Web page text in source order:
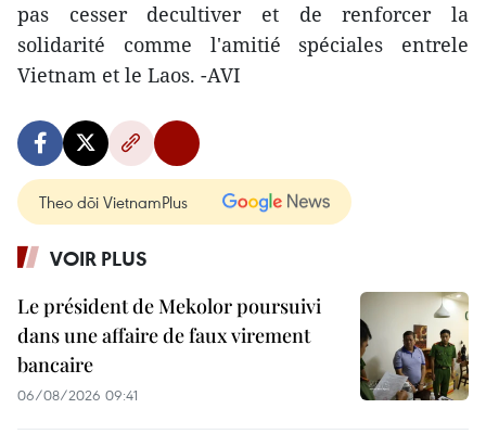
pas cesser decultiver et de renforcer la
solidarité comme l'amitié spéciales entrele
Vietnam et le Laos. -AVI
Theo dõi VietnamPlus
VOIR PLUS
Le président de Mekolor poursuivi
dans une affaire de faux virement
bancaire
06/08/2026 09:41